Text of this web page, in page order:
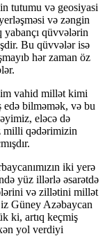
tutumu və geosiyasi
və zəngin
yabançı qüvvələrin
Bu qüvvələr isə
hər zaman öz
vahid millət kimi
edə bilməmək, və bu
eləcə də
milli qədərimizin
iki yerə
yüz illərlə əsarətdə
və zillətini millət
Güney Azəbaycan
ki, artıq keçmiş
yol verdiyi